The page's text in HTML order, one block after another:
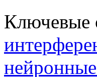
Ключевые